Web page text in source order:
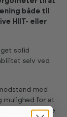
både til
HIIT- eller
solid
selv ved
med
mulighed for at
og simulere